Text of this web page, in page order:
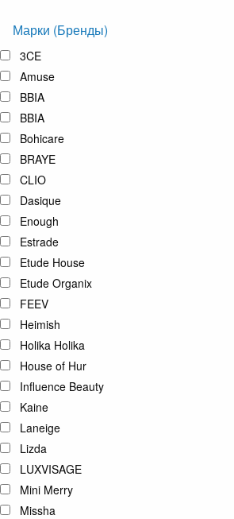
Марки (Бренды)
3CE
Amuse
BBIA
BBIA
Bohicare
BRAYE
CLIO
Dasique
Enough
Estrade
Etude House
Etude Organix
FEEV
Heimish
Holika Holika
House of Hur
Influence Beauty
Kaine
Laneige
Lizda
LUXVISAGE
Mini Merry
Missha